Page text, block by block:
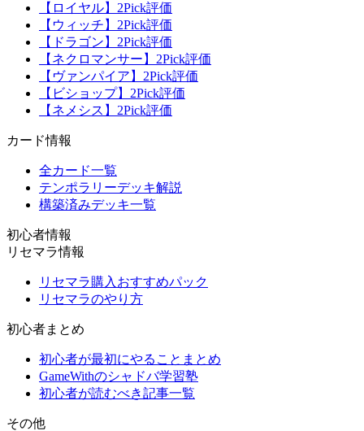
【ロイヤル】2Pick評価
【ウィッチ】2Pick評価
【ドラゴン】2Pick評価
【ネクロマンサー】2Pick評価
【ヴァンパイア】2Pick評価
【ビショップ】2Pick評価
【ネメシス】2Pick評価
カード情報
全カード一覧
テンポラリーデッキ解説
構築済みデッキ一覧
初心者情報
リセマラ情報
リセマラ購入おすすめパック
リセマラのやり方
初心者まとめ
初心者が最初にやることまとめ
GameWithのシャドバ学習塾
初心者が読むべき記事一覧
その他